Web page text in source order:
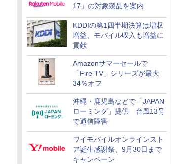
17」の対象製品を案内
KDDIの第1四半期決算は増収
増益、モバイル収入も増益に
貢献
Amazonサマーセールで
「Fire TV」シリーズが最大
34％オフ
沖縄・鹿児島などで「JAPAN
ローミング」提供 台風13号
で通信障害
ワイモバイルオンラインスト
ア誕生感謝祭、9月30日まで
キャンペーン